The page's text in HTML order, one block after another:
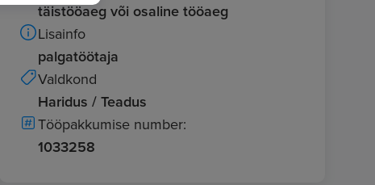
täistööaeg või osaline tööaeg
Lisainfo
palgatöötaja
Valdkond
Haridus / Teadus
Tööpakkumise number:
1033258